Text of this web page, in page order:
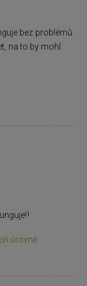
bez problémů.
na to by mohl
úrovně